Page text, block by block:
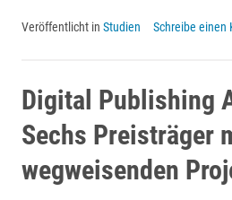
Veröffentlicht in Studien Schreibe einen
Digital Publishing
Sechs Preisträger
wegweisenden